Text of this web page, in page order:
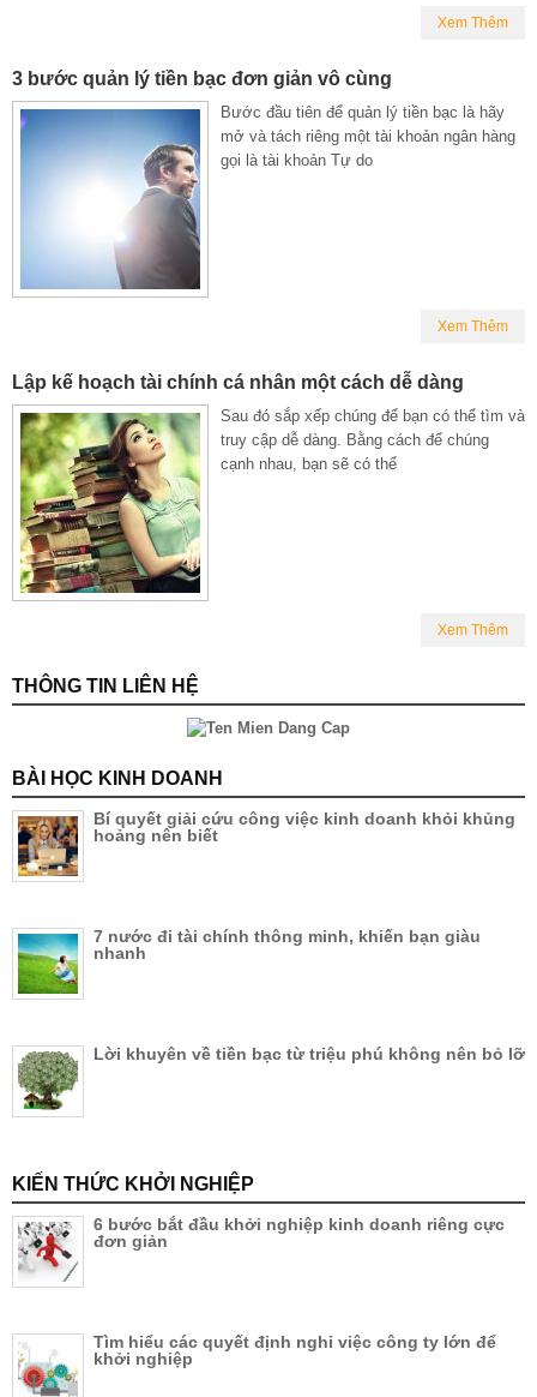
Xem Thêm
3 bước quản lý tiền bạc đơn giản vô cùng
Bước đầu tiên để quản lý tiền bạc là hãy
mở và tách riêng một tài khoản ngân hàng
gọi là tài khoản Tự do
Xem Thêm
Lập kế hoạch tài chính cá nhân một cách dễ dàng
Sau đó sắp xếp chúng để bạn có thể tìm và
truy cập dễ dàng. Bằng cách để chúng
cạnh nhau, bạn sẽ có thể
Xem Thêm
THÔNG TIN LIÊN HỆ
BÀI HỌC KINH DOANH
Bí quyết giải cứu công việc kinh doanh khỏi khủng
hoảng nên biết
7 nước đi tài chính thông minh, khiến bạn giàu
nhanh
Lời khuyên về tiền bạc từ triệu phú không nên bỏ lỡ
KIẾN THỨC KHỞI NGHIỆP
6 bước bắt đầu khởi nghiệp kinh doanh riêng cực
đơn giản
Tìm hiểu các quyết định nghỉ việc công ty lớn để
khởi nghiệp